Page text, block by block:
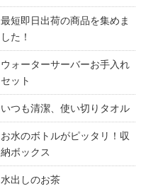
最短即日出荷の商品を集めま
した！
ウォーターサーバーお手入れ
セット
いつも清潔、使い切りタオル
お水のボトルがピッタリ！収
納ボックス
水出しのお茶